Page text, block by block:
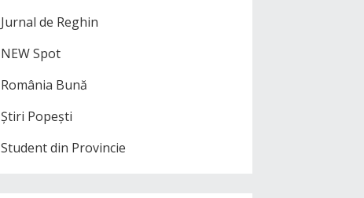
Jurnal de Reghin
NEW Spot
România Bună
Știri Popești
Student din Provincie